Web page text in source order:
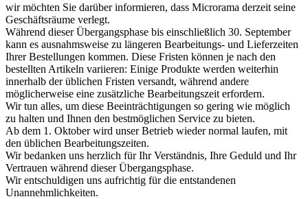
wir möchten Sie darüber informieren, dass Microrama derzeit seine
Geschäftsräume verlegt.
Während dieser Übergangsphase bis einschließlich 30. September
kann es ausnahmsweise zu längeren Bearbeitungs- und Lieferzeiten
Ihrer Bestellungen kommen. Diese Fristen können je nach den
bestellten Artikeln variieren: Einige Produkte werden weiterhin
innerhalb der üblichen Fristen versandt, während andere
möglicherweise eine zusätzliche Bearbeitungszeit erfordern.
Wir tun alles, um diese Beeinträchtigungen so gering wie möglich
zu halten und Ihnen den bestmöglichen Service zu bieten.
Ab dem 1. Oktober wird unser Betrieb wieder normal laufen, mit
den üblichen Bearbeitungszeiten.
Wir bedanken uns herzlich für Ihr Verständnis, Ihre Geduld und Ihr
Vertrauen während dieser Übergangsphase.
Wir entschuldigen uns aufrichtig für die entstandenen
Unannehmlichkeiten.